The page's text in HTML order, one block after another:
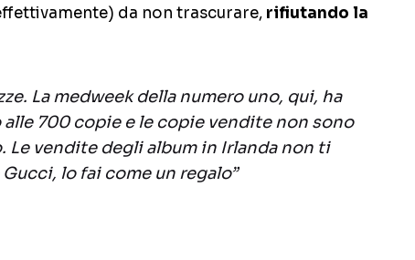
da non trascurare, rifiutando la
La medweek della numero uno, qui, ha
700 copie e le copie vendite non sono
Le vendite degli album in Irlanda non ti
lo fai come un regalo”